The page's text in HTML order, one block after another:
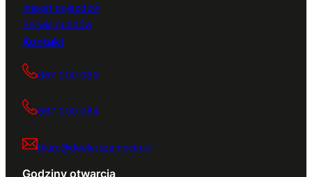
Import pojazdów
Serwis quadów
Kontakt
667 000 083
667 000 084
biuro@dealerszamocin.pl
Godziny otwarcia